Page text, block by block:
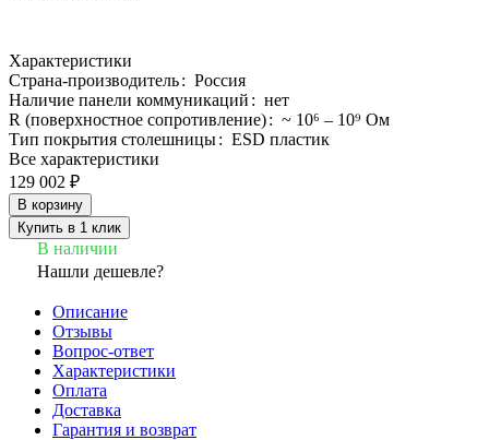
Характеристики
Страна-производитель: Россия
Наличие панели коммуникаций : нет
R (поверхностное сопротивление): ~ 10⁶ – 10⁹ Ом
Тип покрытия столешницы: ESD пластик
Все характеристики
129 002 ₽
В корзину
Купить в 1 клик
В наличии
Нашли дешевле?
Описание
Отзывы
Вопрос-ответ
Характеристики
Оплата
Доставка
Гарантия и возврат